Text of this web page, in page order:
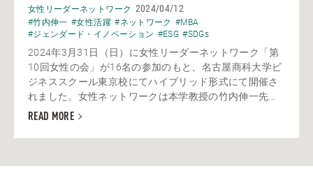
女性リーダーネットワーク 2024/04/12
#竹内伸一 #女性活躍 #ネットワーク #MBA
#ジェンダード・イノベーション #ESG #SDGs
2024年3月31日（日）に女性リーダーネットワーク「第
10回女性の会」が16名の参加のもと、名古屋商科大学ビ
ジネススクール東京校にてハイブリッド形式にて開催さ
れました。女性ネットワークは本学教授の竹内伸一先...
READ MORE